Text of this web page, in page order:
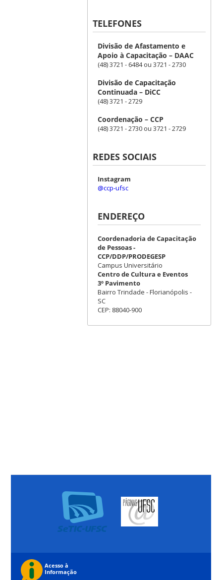
TELEFONES
Divisão de Afastamento e
Apoio à Capacitação – DAAC
(48) 3721 - 6484 ou 3721 - 2730
Divisão de Capacitação
Continuada – DiCC
(48) 3721 - 2729
Coordenação – CCP
(48) 3721 - 2730 ou 3721 - 2729
REDES SOCIAIS
Instagram
@ccp-ufsc
ENDEREÇO
Coordenadoria de Capacitação
de Pessoas -
CCP/DDP/PRODEGESP
Campus Universitário
Centro de Cultura e Eventos
3º Pavimento
Bairro Trindade - Florianópolis -
SC
CEP: 88040-900